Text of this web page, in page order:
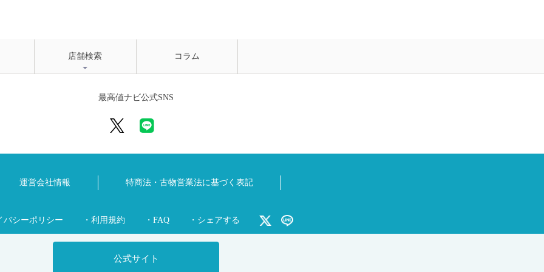
公式サイト
店舗検索 コラム
最高値ナビ公式SNS
運営会社情報 特商法・古物営業法に基づく表記
バシーポリシー ・利用規約 ・FAQ ・シェアする